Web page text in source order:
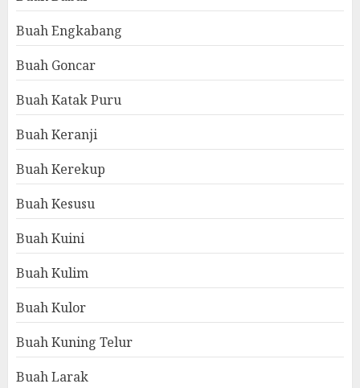
Buah Engkabang
Buah Goncar
Buah Katak Puru
Buah Keranji
Buah Kerekup
Buah Kesusu
Buah Kuini
Buah Kulim
Buah Kulor
Buah Kuning Telur
Buah Larak